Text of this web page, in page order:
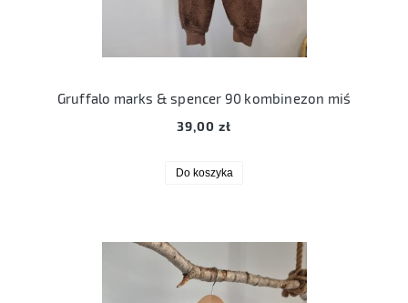
Gruffalo marks & spencer 90 kombinezon miś
39,00 zł
Do koszyka